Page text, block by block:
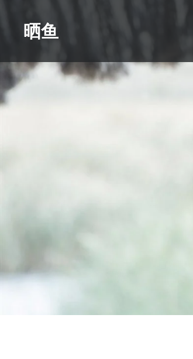
content晒鱼